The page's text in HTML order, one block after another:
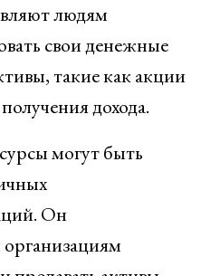
людям
свои денежные
такие как акции
дохода.
могут быть
Он